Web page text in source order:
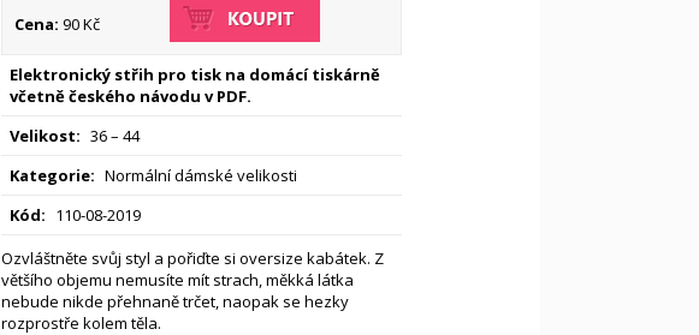
Cena: 90 Kč
Elektronický střih pro tisk na domácí tiskárně
včetně českého návodu v PDF.
Velikost: 36 – 44
Kategorie: Normální dámské velikosti
Kód: 110-08-2019
Ozvláštněte svůj styl a pořiďte si oversize kabátek. Z
většího objemu nemusíte mít strach, měkká látka
nebude nikde přehnaně trčet, naopak se hezky
rozprostře kolem těla.